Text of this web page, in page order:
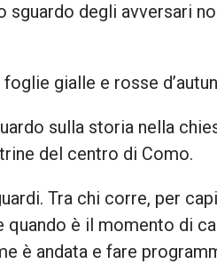
sguardo degli avversari
gialle e rosse
sulla storia nella
del centro di Como.
Tra chi corre, per
quando è il momento di
è andata e fare